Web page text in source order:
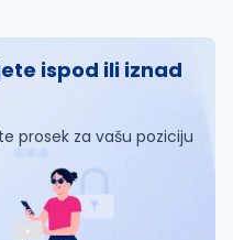
ispod ili iznad
prosek za vašu poziciju